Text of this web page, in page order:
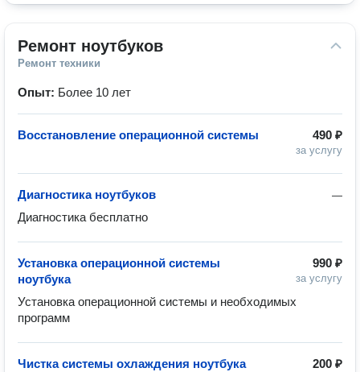
Ремонт ноутбуков
Ремонт техники
Опыт: Более 10 лет
490 ₽
за услугу
Восстановление операционной системы
—
Диагностика ноутбуков
Диагностика бесплатно
990 ₽
за услугу
Установка операционной системы
ноутбука
Установка операционной системы и необходимых
программ
200 ₽
Чистка системы охлаждения ноутбука